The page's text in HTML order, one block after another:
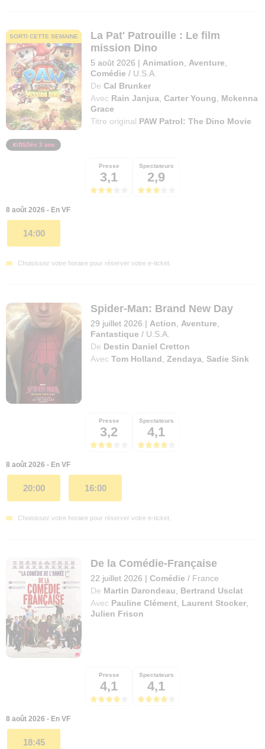
SORTI CETTE SEMAINE
La Pat' Patrouille : Le film
mission Dino
5 août 2026 | Animation Aventure
Comédie / U.S.A.
De Cal Brunker
Avec Rain Janjua ,Carter Young
Mckenna
Grace
Titre original PAW Patrol: The Dino Movie
Dès 3 ans
Presse
3,1
Spectateurs
2,9
8 août 2026 - En VF
14:00
Choisissez votre horaire pour réserver votre e-ticket.
Spider-Man: Brand New Day
29 juillet 2026 | Action Aventure
Fantastique / U.S.A.
De Destin Daniel Cretton
Avec Tom Holland ,Zendaya ,Sadie Sink
Presse
3,2
Spectateurs
4,1
8 août 2026 - En VF
20:00 16:00
Choisissez votre horaire pour réserver votre e-ticket.
De la Comédie-Française
22 juillet 2026 | Comédie / France
De Martin Darondeau
Bertrand Usclat
Avec Pauline Clément Laurent Stocker
Julien Frison
Presse
4,1
Spectateurs
4,1
8 août 2026 - En VF
18:45